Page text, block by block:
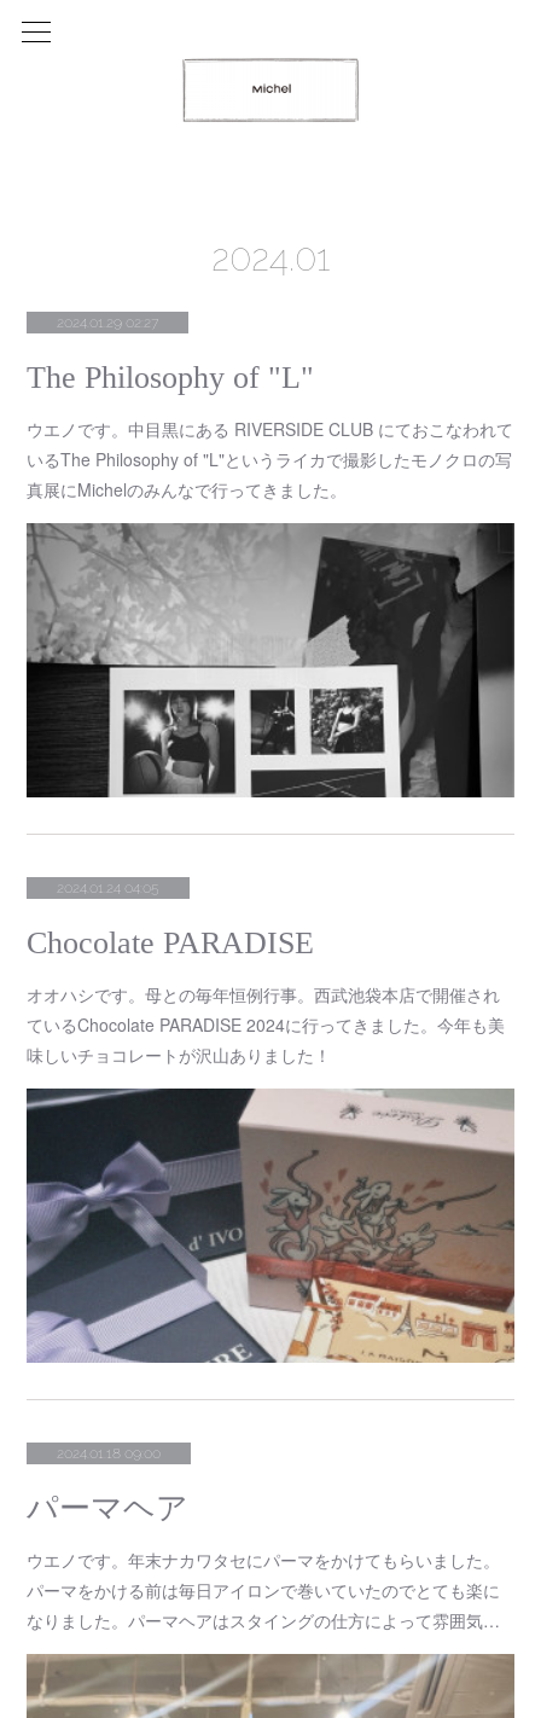
2024.01
2024.01.29 02:27
The Philosophy of "L"
ウエノです。中目黒にある RIVERSIDE CLUB にておこなわれて
いるThe Philosophy of "L"というライカで撮影したモノクロの写
真展にMichelのみんなで行ってきました。
2024.01.24 04:05
Chocolate PARADISE
オオハシです。母との毎年恒例行事。西武池袋本店で開催され
ているChocolate PARADISE 2024に行ってきました。今年も美
味しいチョコレートが沢山ありました！
2024.01.18 09:00
パーマヘア
ウエノです。年末ナカワタセにパーマをかけてもらいました。
パーマをかける前は毎日アイロンで巻いていたのでとても楽に
なりました。パーマヘアはスタイングの仕方によって雰囲気…